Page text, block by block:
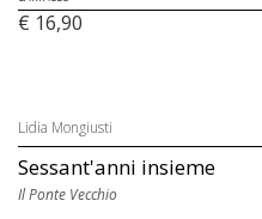
€ 16,90
Lidia Mongiusti
Sessant'anni insieme
Il Ponte Vecchio